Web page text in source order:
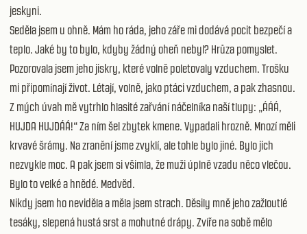
jeskyni.
Seděla jsem u ohně. Mám ho ráda, jeho záře mi dodává pocit bezpečí a
teplo. Jaké by to bylo, kdyby žádný oheň nebyl? Hrůza pomyslet.
Pozorovala jsem jeho jiskry, které volně poletovaly vzduchem. Trošku
mi připomínají život. Létají, volně, jako ptáci vzduchem, a pak zhasnou.
Z mých úvah mě vytrhlo hlasité zařvání náčelníka naší tlupy: „ÁÁÁ,
HUJDA HUJDÁÁ!“ Za ním šel zbytek kmene. Vypadali hrozně. Mnozí měli
krvavé šrámy. Na zranění jsme zvyklí, ale tohle bylo jiné. Bylo jich
nezvykle moc. A pak jsem si všimla, že muži úplně vzadu něco vlečou.
Bylo to velké a hnědé. Medvěd.
Nikdy jsem ho neviděla a měla jsem strach. Děsily mně jeho zažloutlé
tesáky, slepená hustá srst a mohutné drápy. Zvíře na sobě mělo